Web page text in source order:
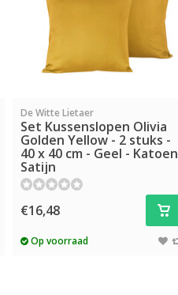
De Witte Lietaer
Set Kussenslopen Olivia
Golden Yellow - 2 stuks -
40 x 40 cm - Geel - Katoen
Satijn
€16,48
Op voorraad